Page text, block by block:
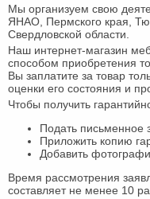
Офисная
мебель
Столы
под
компьютер
Мебель
для
ванной
Мебель
трансформер
Матрасы
Кресла-
мешки
Мебель
Мы организуем свою
ЯНАО, Пермского края,
Свердловской области.
Наш интернет-магазин
способом приобретения
Вы заплатите за товар
оценки его состояния и
Чтобы получить
Подать письменное
Приложить копию
Добавить
Время рассмотрения
составляет не менее 10